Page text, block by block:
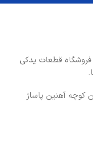
فروشگاه قطعات یدکی
کوچه آهنین پاساژ